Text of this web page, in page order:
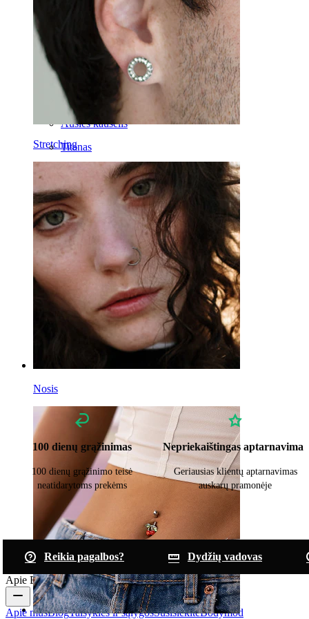
Stretching
Nosis
Pasagos formos
Lenkti barbell
Ausies kaušelis
Titanas
100 dienų grąžinimas
100 dienų grąžinimo teisė
neatidarytoms prekėms
Nepriekaištingas aptarnavimas
Geriausias klientų aptarnavimas
auskarų pramonėje
Reikia pagalbos?
Dydžių vadovas
Apie Bodymod
Apie musBlogTaisyklės ir sąlygosSusisiekiteBodymod